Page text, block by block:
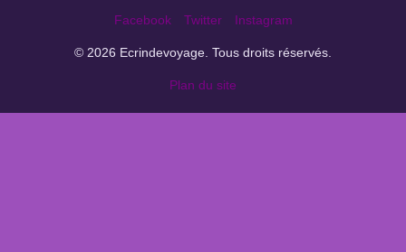
Facebook Twitter Instagram
© 2026 Ecrindevoyage. Tous droits réservés.
Plan du site